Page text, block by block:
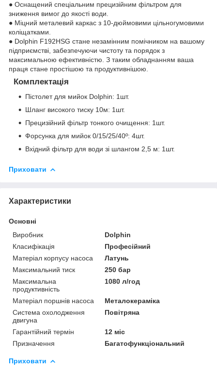
● Оснащений спеціальним прецизійним фільтром для
зниження вимог до якості води.
● Міцний металевий каркас з 10-дюймовими цільногумовими
коліщатками.
● Dolphin F192HSG стане незамінним помічником на вашому
підприємстві, забезпечуючи чистоту та порядок з
максимальною ефективністю. З таким обладнанням ваша
праця стане простішою та продуктивнішою.
Комплектація
Пістолет для мийок Dolphin: 1шт.
Шланг високого тиску 10м: 1шт.
Прецизійний фільтр тонкого очищення: 1шт.
Форсунка для мийок 0/15/25/40º: 4шт.
Вхідний фільтр для води зі шлангом 2,5 м: 1шт.
Приховати
Характеристики
Основні
Виробник
Dolphin
Класифікація
Професійний
Матеріал корпусу насоса
Латунь
Максимальний тиск
250 бар
Максимальна
продуктивність
1080 л/год
Матеріал поршнів насоса
Металокераміка
Система охолодження
двигуна
Повітряна
Гарантійний термін
12 міс
Призначення
Багатофункціональний
Приховати